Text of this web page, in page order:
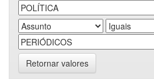
Retornar valores